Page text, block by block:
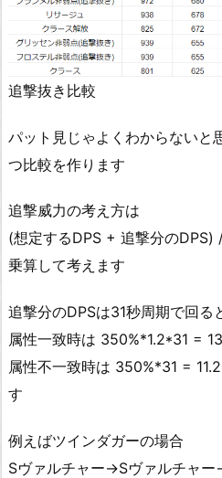
追撃抜き比較
パット見じゃよくわからないと
つ比較を作ります
追撃威力の考え方は
(想定するDPS + 追撃分のDPS)
乗算して考えます
追撃分のDPSは31秒周期で回る
属性一致時は 350%*1.2*31 =
属性不一致時は 350%*31 =
す
例えばツインダガーの場合
Sヴァルチャー→Sヴァルチャ